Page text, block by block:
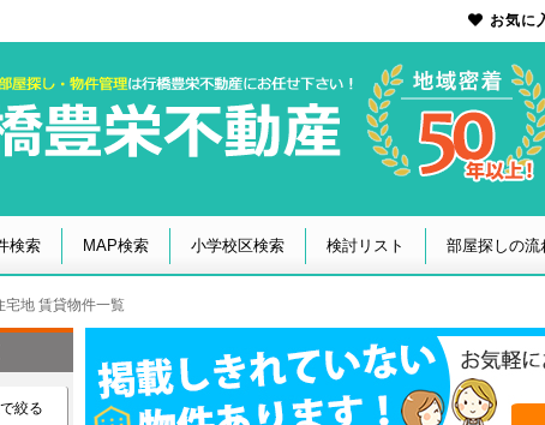
検索 MAP検索 小学校区検索 検討リスト 部屋探しの流
宅地 賃貸物件一覧
絞る
お気に